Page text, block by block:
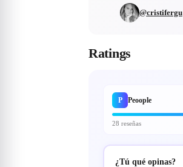
@cristifergu
Ratings
P Peoople
28 reseñas
¿Tú qué opinas?